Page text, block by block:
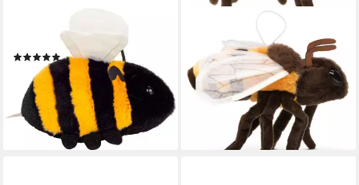
Kuscheltier Biene 11 cm
(1)
ab 9,99 €
lieferbar - in 2-3 Werktagen bei dir
Kuscheltier Biene - 19 cm
(Länge) - Plüsch-Insekt -
Plüschtier, zu 100 %
recyceltes Füllmaterial
lieferbar - in 4-5 Werktagen bei dir